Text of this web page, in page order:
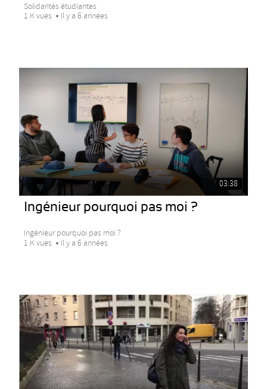
Solidarités étudiantes
1 K vues
Il y a 6 années
03:38
Ingénieur pourquoi pas moi ?
Ingénieur pourquoi pas moi ?
1 K vues
Il y a 6 années